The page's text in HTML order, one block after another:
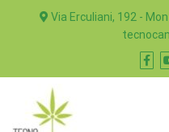
Via Erculiani, 192 -